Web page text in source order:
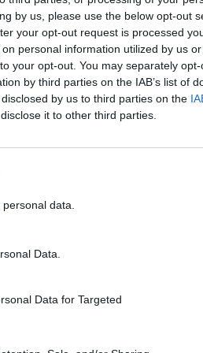
by us, please use the below opt-out
your opt-out request is processed
personal information utilized by us
your opt-out. You may separately
by third parties on the IAB’s list of
by us to third parties on the
it to other third parties.
data.
Data.
Data for Targeted
πληρωμές: Η ενημέρωση των
Xiaomi, Vivo, Oppo &